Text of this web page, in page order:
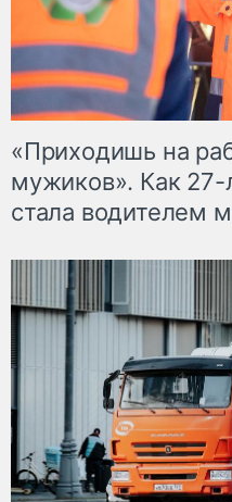
«Приходишь на
мужиков». Как 27-
стала водителем